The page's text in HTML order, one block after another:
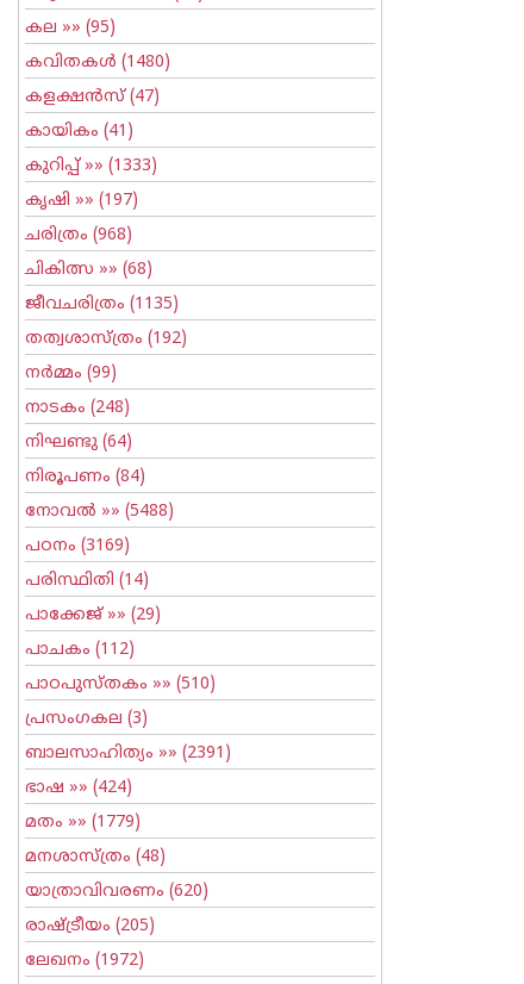
കല »» (95)
കവിതകള്‍ (1480)
കളക്ഷന്‍സ്(47)
കായികം (41)
കുറിപ്പ്‌ »» (1333)
കൃഷി »» (197)
ചരിത്രം (968)
ചികിത്സ »» (68)
ജീവചരിത്രം (1135)
തത്വശാസ്ത്രം (192)
നര്‍മ്മം (99)
നാടകം (248)
നിഘണ്ടു (64)
നിരൂപണം (84)
നോവല്‍ »» (5488)
പഠനം (3169)
പരിസ്ഥിതി (14)
പാക്കേജ് »» (29)
പാചകം (112)
പാഠപുസ്തകം »» (510)
പ്രസംഗകല (3)
ബാലസാഹിത്യം »» (2391)
ഭാഷ »» (424)
മതം »» (1779)
മനശാസ്ത്രം (48)
യാത്രാവിവരണം (620)
രാഷ്ട്രീയം (205)
ലേഖനം (1972)